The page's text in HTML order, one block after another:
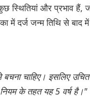
स्थितियां और प्रभाव हैं,
में दर्ज जन्म तिथि से बाद
बचना चाहिए। इसलिए
नियम के तहत यह 5 वर्ष है।"